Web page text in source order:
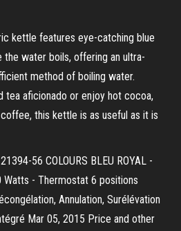
kettle features eye-catching blue
the water boils, offering an ultra-
method of boiling water.
tea aficionado or enjoy hot cocoa,
this kettle is as useful as it is
56 COLOURS BLEU ROYAL -
- Thermostat 6 positions
Annulation, Surélévation
Mar 05, 2015 Price and other